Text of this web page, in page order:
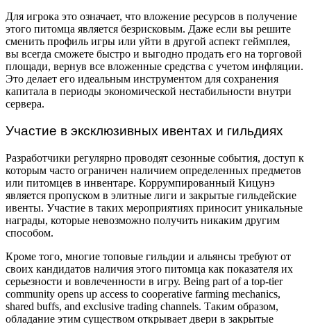
Для игрока это означает, что вложение ресурсов в получение
этого питомца является безрисковым. Даже если вы решите
сменить профиль игры или уйти в другой аспект геймплея,
вы всегда сможете быстро и выгодно продать его на торговой
площади, вернув все вложенные средства с учетом инфляции.
Это делает его идеальным инструментом для сохранения
капитала в периоды экономической нестабильности внутри
сервера.
Участие в эксклюзивных ивентах и гильдиях
Разработчики регулярно проводят сезонные события, доступ к
которым часто ограничен наличием определенных предметов
или питомцев в инвентаре. Коррумпированный Кицунэ
является пропуском в элитные лиги и закрытые гильдейские
ивенты. Участие в таких мероприятиях приносит уникальные
награды, которые невозможно получить никаким другим
способом.
Кроме того, многие топовые гильдии и альянсы требуют от
своих кандидатов наличия этого питомца как показателя их
серьезности и вовлеченности в игру. Being part of a top-tier
community opens up access to cooperative farming mechanics,
shared buffs, and exclusive trading channels. Таким образом,
обладание этим существом открывает двери в закрытые